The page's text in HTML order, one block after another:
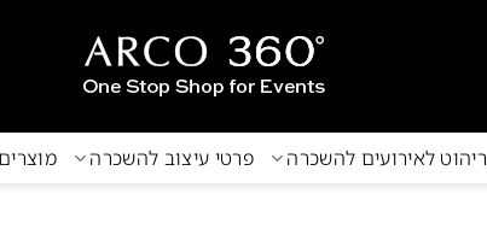
ריהוט לאירועים להשכרה פרטי עיצוב להשכרה